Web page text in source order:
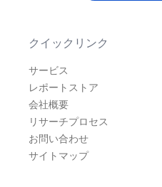
クイックリンク
サービス
レポートストア
会社概要
リサーチプロセス
お問い合わせ
サイトマップ